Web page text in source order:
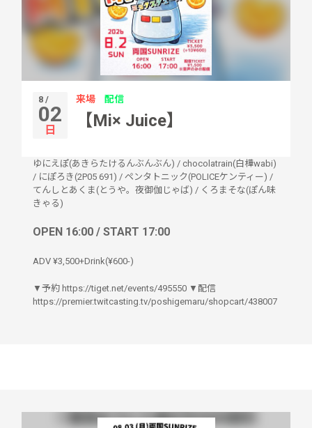
8 /
02
日
来場 配信
【Mi× Juice】
ゆにえぽ(あきらたけるんぶんぶん) / chocolatrain(白樺wabi)
/ にぽろき(2P05 691) / ペンタトニック(POLICEケンティー) /
てんしとあくま(とうや。夜御伽じゃば) / くろまそな(ぽん味
きゃる)
OPEN 16:00 / START 17:00
ADV ¥3,500+Drink(¥600-)
▼予約 https://tiget.net/events/495550 ▼配信
https://premier.twitcasting.tv/poshigemaru/shopcart/438007